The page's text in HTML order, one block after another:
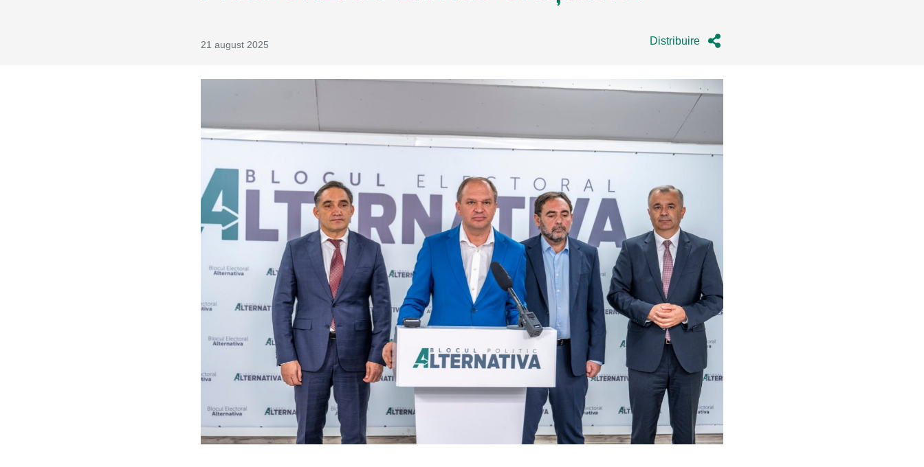
21 august 2025 Distribuire